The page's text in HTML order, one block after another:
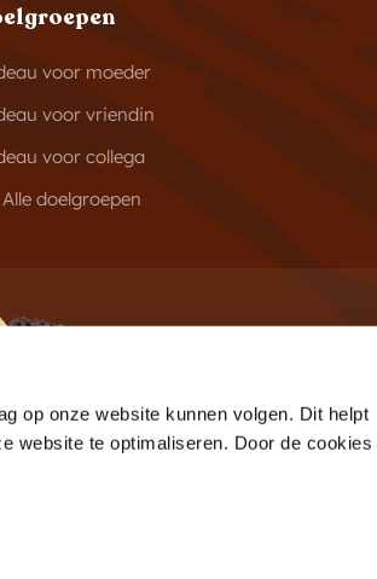
op onze website kunnen volgen. Dit helpt
website te optimaliseren. Door de cookies
voor moeder
voor vriendin
voor collega
Alle doelgroepen